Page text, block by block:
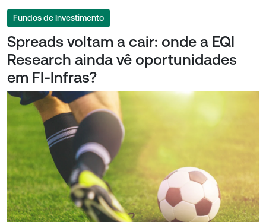
Fundos de Investimento
Spreads voltam a cair: onde a EQI
Research ainda vê oportunidades
em FI-Infras?